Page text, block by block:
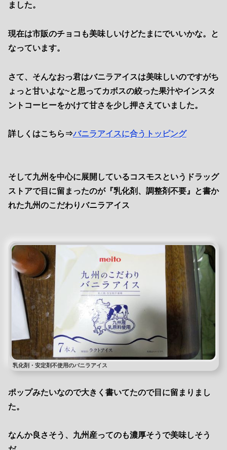
ました。
現在は市販のチョコも美味しいけどたまにでいいかな。と
なっています。
さて、そんなおっ君はバニラアイスは美味しいのですがち
ょっと甘いよな~と思ってカボスの絞った果汁やインスタ
ントコーヒーをかけて甘さを少し押さえていました。
詳しくはこちら⇒バニラアイスに合うトッピング
そして九州を中心に展開しているコスモスというドラッグ
ストアで目に留まったのが『乳化剤、調整剤不要』と書か
れた九州のこだわりバニラアイス
乳化剤・安定剤不使用のバニラアイス
ポップみたいなので大きく書いてたので目に留まりまし
た。
なんか良さそう、九州産ってのも濃厚そうで美味しそう